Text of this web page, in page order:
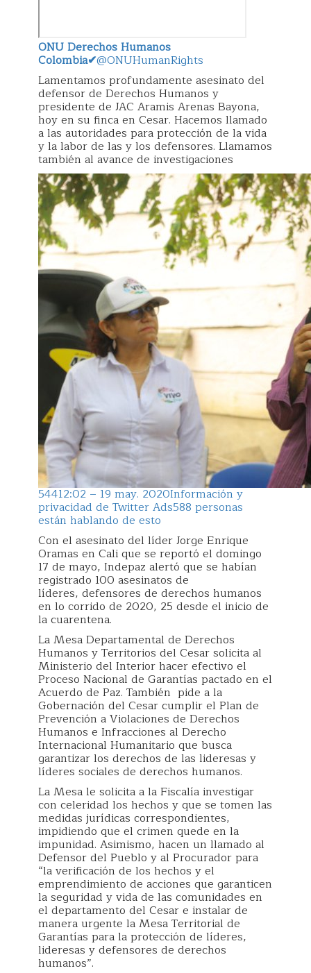
ONU Derechos Humanos
Colombia✔@ONUHumanRights
Lamentamos profundamente asesinato del
defensor de Derechos Humanos y
presidente de JAC Aramis Arenas Bayona,
hoy en su finca en Cesar. Hacemos llamado
a las autoridades para protección de la vida
y la labor de las y los defensores. Llamamos
también al avance de investigaciones
54412:02 – 19 may. 2020Información y
privacidad de Twitter Ads588 personas
están hablando de esto
Con el asesinato del líder Jorge Enrique
Oramas en Cali que se reportó el domingo
17 de mayo, Indepaz alertó que se habían
registrado 100 asesinatos de
líderes, defensores de derechos humanos
en lo corrido de 2020, 25 desde el inicio de
la cuarentena.
La Mesa Departamental de Derechos
Humanos y Territorios del Cesar solicita al
Ministerio del Interior hacer efectivo el
Proceso Nacional de Garantías pactado en el
Acuerdo de Paz. También pide a la
Gobernación del Cesar cumplir el Plan de
Prevención a Violaciones de Derechos
Humanos e Infracciones al Derecho
Internacional Humanitario que busca
garantizar los derechos de las lideresas y
líderes sociales de derechos humanos.
La Mesa le solicita a la Fiscalía investigar
con celeridad los hechos y que se tomen las
medidas jurídicas correspondientes,
impidiendo que el crimen quede en la
impunidad. Asimismo, hacen un llamado al
Defensor del Pueblo y al Procurador para
“la verificación de los hechos y el
emprendimiento de acciones que garanticen
la seguridad y vida de las comunidades en
el departamento del Cesar e instalar de
manera urgente la Mesa Territorial de
Garantías para la protección de líderes,
lideresas y defensores de derechos
humanos”.